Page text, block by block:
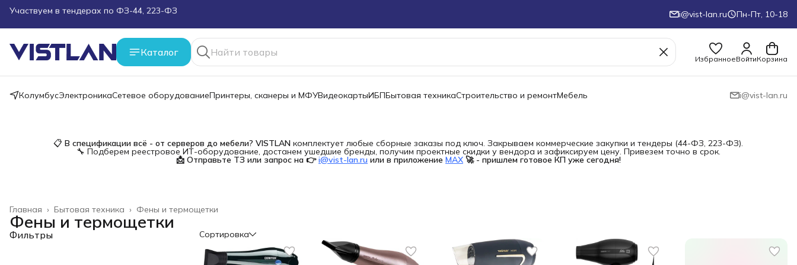
Поможем подобрать оборудование под ТЗ
Пуско-наладочные работы
Более 100 000 позиций в наличии и под заказ
i@vist-lan.ru Пн-Пт, 10-18
Каталог
ИзбранноеВойтиКорзина
КолумбусЭлектроникаСетевое оборудованиеПринтеры, сканеры и МФУВидеокартыИБПБытовая техникаСтроительство и ремонтМебель i@vist-lan.ru
📋В спецификации всё - от серверов до мебели? VISTLAN комплектует любые сборные заказы под ключ. Закрываем коммерческие закупки и тендеры (44-ФЗ, 223-ФЗ).
🔧 Подберем реестровое ИТ-оборудование, достанем ушедшие бренды, получим проектные скидки у вендора и зафиксируем цену. Привезем точно в срок.
📩 Отправьте ТЗ или запрос на 👉 i@vist-lan.ru или в приложение MAX 🚀 - пришлем готовое КП уже сегодня!
Фены и термощетки
Бытовая техника ›
Главная ›
Фены и термощетки
Фильтры Сортировка